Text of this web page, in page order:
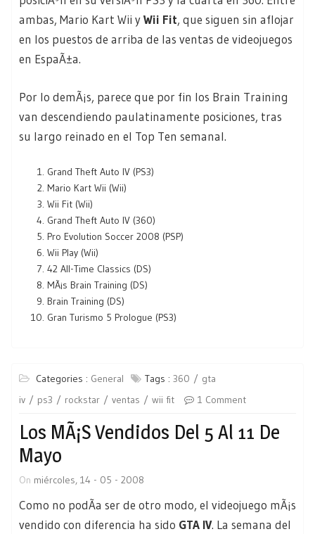
ambas, Mario Kart Wii yWii Fit, que siguen sin aflojar
en los puestos de arriba de las ventas de videojuegos
en EspaÃ±a.
Por lo demÃ¡s, parece que por fin los Brain Training
van descendiendo paulatinamente posiciones, tras
su largo reinado en el Top Ten semanal.
Grand Theft Auto IV (PS3)
Mario Kart Wii (Wii)
Wii Fit (Wii)
Grand Theft Auto IV (360)
Pro Evolution Soccer 2008 (PSP)
Wii Play (Wii)
42 All-Time Classics (DS)
MÃ¡s Brain Training (DS)
Brain Training (DS)
Gran Turismo 5 Prologue (PS3)
Categories : General Tags : 360
gta
iv
ps3 rockstar ventas wii fit 1 Comment
Los MÃ¡s Vendidos Del 5 Al 11 De
Mayo
On miércoles, 14 - 05 - 2008
Como no podÃ­a ser de otro modo, el videojuego mÃ¡s
vendido con diferencia ha sido GTA IV. La semana del